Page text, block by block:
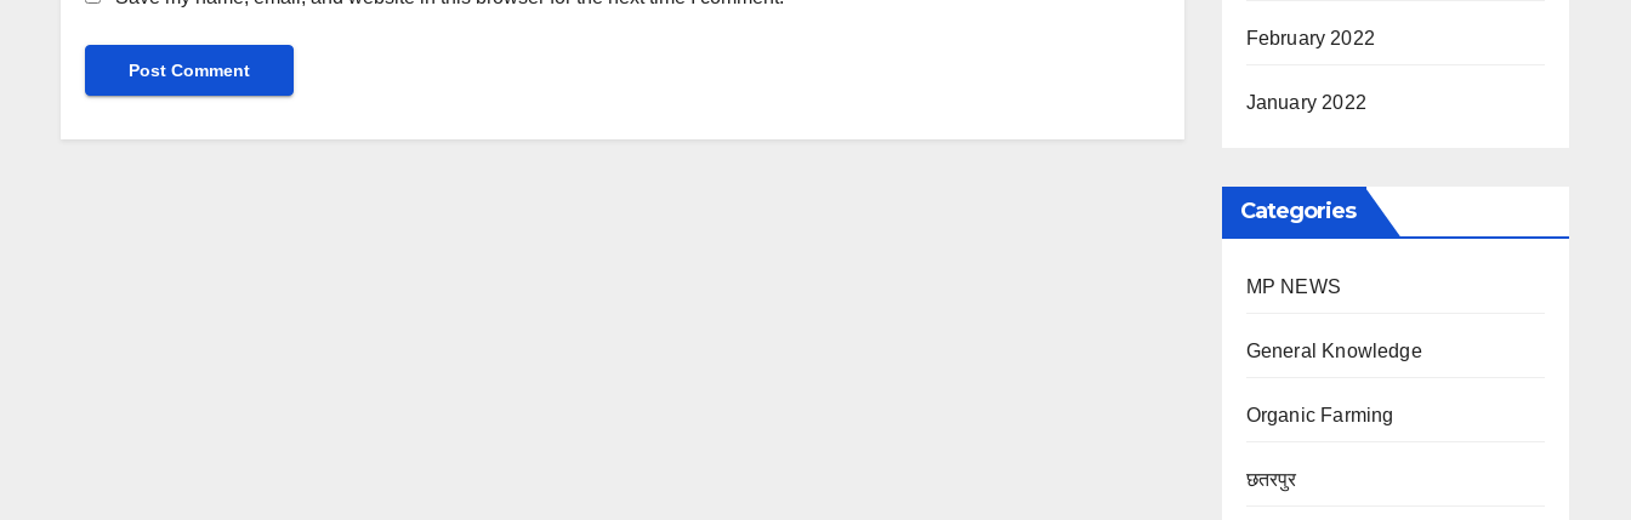
February 2022
January 2022
Categories
MP NEWS
General Knowledge
Organic Farming
छतरपुर